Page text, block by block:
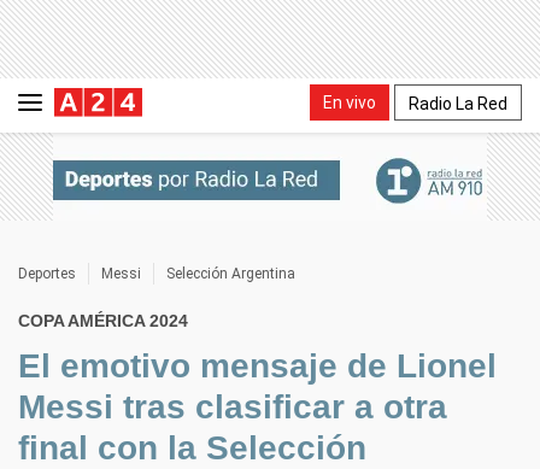
En vivo Radio La Red
Deportes Messi Selección Argentina
COPA AMÉRICA 2024
El emotivo mensaje de Lionel
Messi tras clasificar a otra
final con la Selección